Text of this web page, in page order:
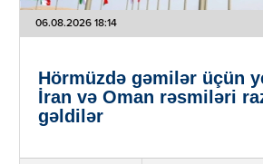
06.08.2026 18:14
Hörmüzdə gəmilər üçün
İran və Oman rəsmiləri
gəldilər